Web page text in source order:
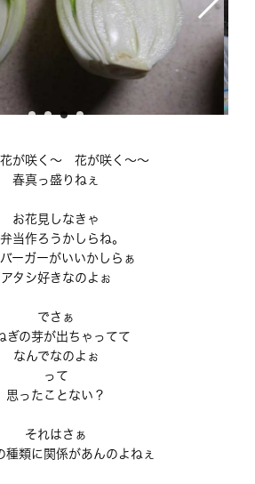
咲く～ 花が咲く～～
春真っ盛りねぇ
お花見しなきゃ
当作ろうかしらね。
ーガーがいいかしらぁ
アタシ好きなのよぉ
でさぁ
ぎの芽が出ちゃってて
なんでなのよぉ
って
思ったことない？
それはさぁ
種類に関係があんのよねぇ